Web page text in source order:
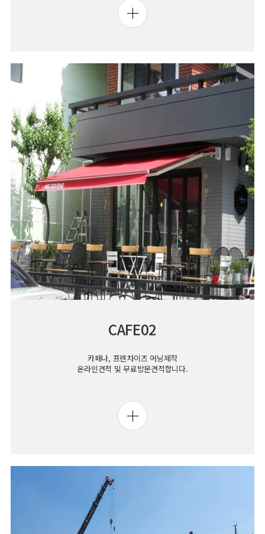
CAFE02
카페나, 프렌차이즈 어닝제작
온라인견적 및 무료방문견적합니다.